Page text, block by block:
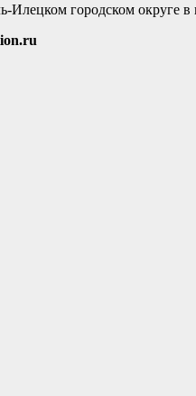
городском округе в